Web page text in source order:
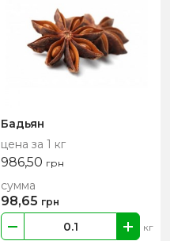
Бадьян
цена за 1 кг
986,50 грн
кг
сумма
98,65 грн